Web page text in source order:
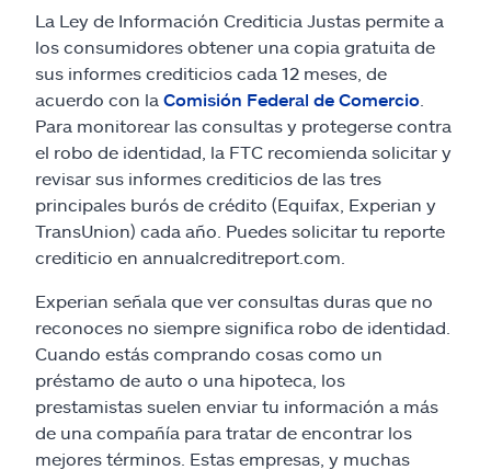
La Ley de Información Crediticia Justas permite a
los consumidores obtener una copia gratuita de
sus informes crediticios cada 12 meses, de
acuerdo con la Comisión Federal de Comercio
Para monitorear las consultas y protegerse contra
el robo de identidad, la FTC recomienda solicitar y
revisar sus informes crediticios de las tres
principales burós de crédito (Equifax, Experian y
TransUnion) cada año. Puedes solicitar tu reporte
crediticio en annualcreditreport.com.
Experian señala que ver consultas duras que no
reconoces no siempre significa robo de identidad.
Cuando estás comprando cosas como un
préstamo de auto o una hipoteca, los
prestamistas suelen enviar tu información a más
de una compañía para tratar de encontrar los
mejores términos. Estas empresas, y muchas